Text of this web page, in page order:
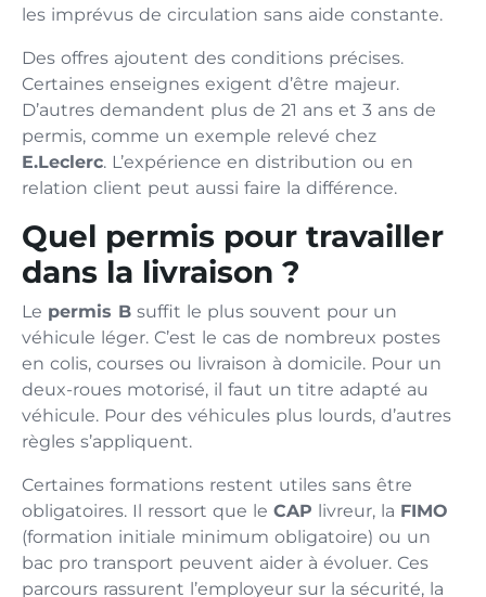
les imprévus de circulation sans aide constante.
Des offres ajoutent des conditions précises.
Certaines enseignes exigent d’être majeur.
D’autres demandent plus de 21 ans et 3 ans de
permis, comme un exemple relevé chez
E.Leclerc. L’expérience en distribution ou en
relation client peut aussi faire la différence.
Quel permis pour travailler
dans la livraison ?
Le permis B suffit le plus souvent pour un
véhicule léger. C’est le cas de nombreux postes
en colis, courses ou livraison à domicile. Pour un
deux-roues motorisé, il faut un titre adapté au
véhicule. Pour des véhicules plus lourds, d’autres
règles s’appliquent.
Certaines formations restent utiles sans être
obligatoires. Il ressort que le CAP livreur, la FIMO
(formation initiale minimum obligatoire) ou un
bac pro transport peuvent aider à évoluer. Ces
parcours rassurent l’employeur sur la sécurité, la